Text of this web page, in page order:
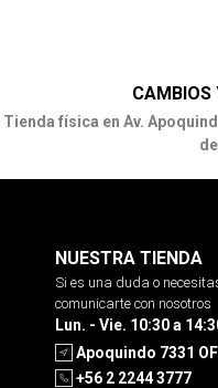
CAMBIOS
Tienda física en Av.
NUESTRA TIENDA
Si es una duda o
comunicarte con nosotros
Lun. - Vie. 10:30 a
Apoquindo 7331
+56 2 2244 3777